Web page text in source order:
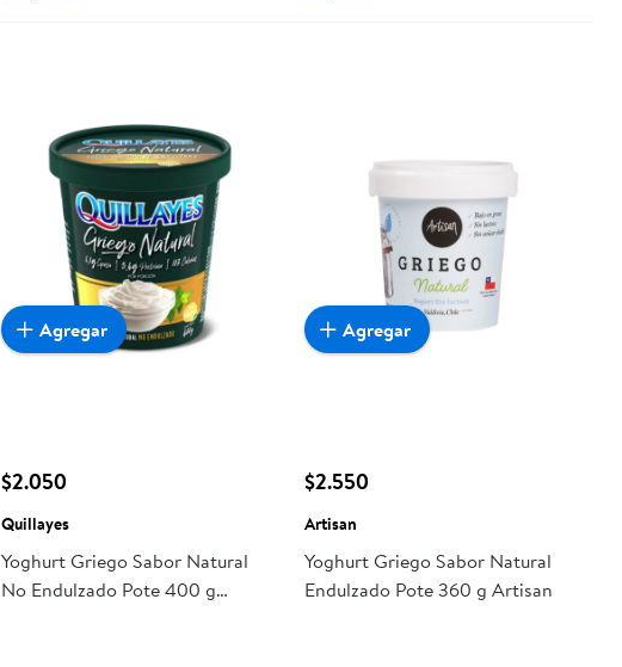
$2.050
Quillayes
Yoghurt Griego Sabor Natural
No Endulzado Pote 400 g
Agregar
$2.550
Artisan
Yoghurt Griego Sabor Natural
Endulzado Pote 360 g Artisan
Agregar